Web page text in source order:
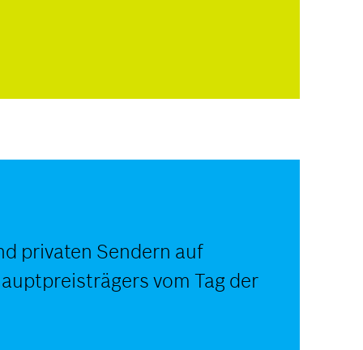
privaten Sendern auf
vom Tag der